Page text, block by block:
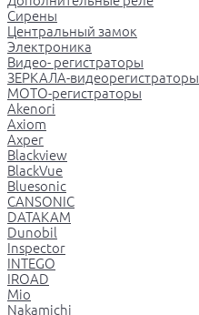
Сирены
Центральный замок
Электроника
Видео- регистраторы
ЗЕРКАЛА-видеорегистраторы
МОТО-регистраторы
Akenori
Axiom
Axper
Blackview
BlackVue
Bluesonic
CANSONIC
DATAKAM
Dunobil
Inspector
INTEGO
IROAD
Mio
Nakamichi